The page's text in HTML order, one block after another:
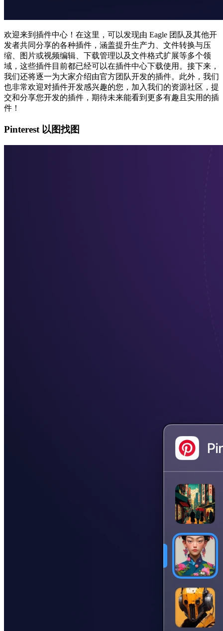
欢迎来到插件中心！在这里，可以发现由 Eagle 团队及其他开
发者共同分享的各种插件，涵盖提升生产力、文件转换与压
缩、图片或视频编辑、下载管理以及文件格式扩展等多个领
域，这些插件目前都已经可以在插件中心下载使用。接下来，
我们还将逐一为大家介绍由官方团队开发的插件。此外，我们
也非常欢迎对插件开发感兴趣的您，加入我们的资源社区，提
交和分享您开发的插件，期待未来能看到更多有趣且实用的插
件！
Pinterest 以图找图